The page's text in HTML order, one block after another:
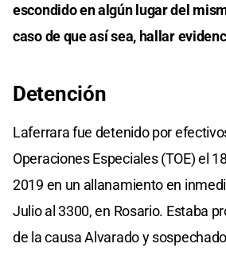
escondido en algún lugar del
caso de que así sea, hallar
Detención
Laferrara fue detenido por
Operaciones Especiales (TOE) el
2019 en un allanamiento en
Julio al 3300, en Rosario. Estaba
de la causa Alvarado y